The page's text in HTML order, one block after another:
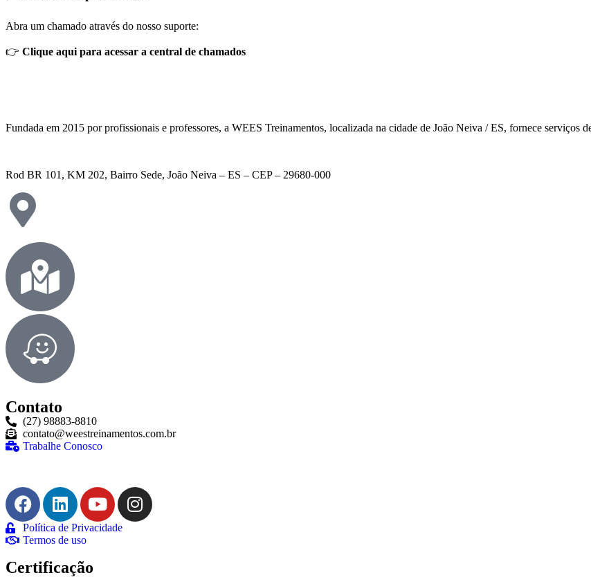
Abra um chamado através do nosso suporte:
👉 Clique aqui para acessar a central de chamados
Fundada em 2015 por profissionais e professores, a WEES Treinamentos, localizada na cidade de João Neiva / ES, fornece serviços
Rod BR 101, KM 202, Bairro Sede, João Neiva – ES – CEP – 29680-000
Contato
(27) 98883-8810
contato@weestreinamentos.com.br
Trabalhe Conosco
Política de Privacidade
Termos de uso
Certificação